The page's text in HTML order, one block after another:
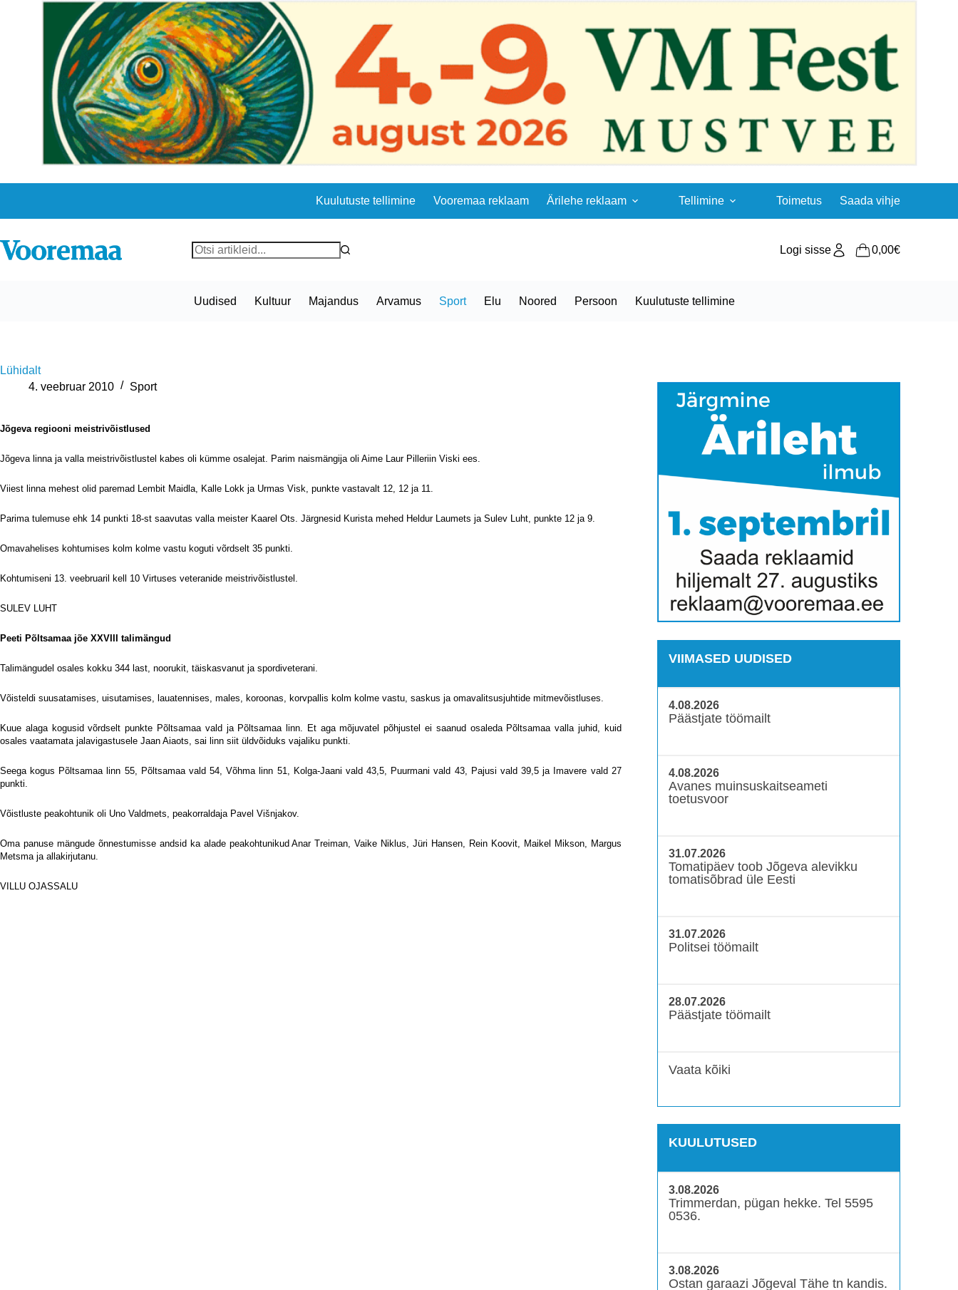
Kuulutuste tellimine Vooremaa reklaam Ärilehe reklaam Tellimine Toimetus Saada vihje
Logi sisse
Shopping
0,00€
Uudised Kultuur Majandus Arvamus Sport Elu Noored Persoon Kuulutuste tellimine
Lühidalt
4. veebruar 2010
Sport
Jõgeva regiooni meistrivõistlused
Jõgeva linna ja valla meistrivõistlustel kabes oli kümme osalejat. Parim naismängija oli Aime Laur Pilleriin Viski ees.
Viiest linna mehest olid paremad Lembit Maidla, Kalle Lokk ja Urmas Visk, punkte vastavalt 12, 12 ja 11.
Parima tulemuse ehk 14 punkti 18-st saavutas valla meister Kaarel Ots. Järgnesid Kurista mehed Heldur Laumets ja Sulev Luht, punkte 12 ja 9.
Omavahelises kohtumises kolm kolme vastu koguti võrdselt 35 punkti.
Kohtumiseni 13. veebruaril kell 10 Virtuses veteranide meistrivõistlustel.
SULEV LUHT
Peeti Põltsamaa jõe XXVIII talimängud
Talimängudel osales kokku 344 last, noorukit, täiskasvanut ja spordiveterani.
Võisteldi suusatamises, uisutamises, lauatennises, males, koroonas, korvpallis kolm kolme vastu, saskus ja omavalitsusjuhtide mitmevõistluses.
Kuue alaga kogusid võrdselt punkte Põltsamaa vald ja Põltsamaa linn. Et aga mõjuvatel põhjustel ei saanud osaleda Põltsamaa valla juhid, kuid
osales vaatamata jalavigastusele Jaan Aiaots, sai linn siit üldvõiduks vajaliku punkti.
Seega kogus Põltsamaa linn 55, Põltsamaa vald 54, Võhma linn 51, Kolga-Jaani vald 43,5, Puurmani vald 43, Pajusi vald 39,5 ja Imavere vald 27
punkti.
Võistluste peakohtunik oli Uno Valdmets, peakorraldaja Pavel Višnjakov.
Oma panuse mängude õnnestumisse andsid ka alade peakohtunikud Anar Treiman, Vaike Niklus, Jüri Hansen, Rein Koovit, Maikel Mikson, Margus
Metsma ja allakirjutanu.
VILLU OJASSALU
VIIMASED UUDISED
4.08.2026
Päästjate töömailt
4.08.2026
Avanes muinsuskaitseameti
toetusvoor
31.07.2026
Tomatipäev toob Jõgeva alevikku
tomatisõbrad üle Eesti
31.07.2026
Politsei töömailt
28.07.2026
Päästjate töömailt
Vaata kõiki
KUULUTUSED
3.08.2026
Trimmerdan, pügan hekke. Tel 5595
0536.
3.08.2026
Ostan garaazi Jõgeval Tähe tn kandis.